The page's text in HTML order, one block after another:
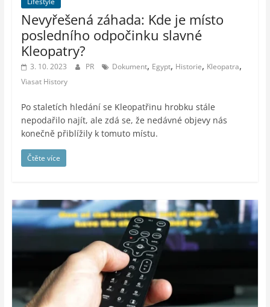
Nevyřešená záhada: Kde je místo
posledního odpočinku slavné
Kleopatry?
3. 10. 2023 PR Dokument, Egypt, Historie, Kleopatra,
Viasat History
Po staletích hledání se Kleopatřinu hrobku stále
nepodařilo najít, ale zdá se, že nedávné objevy nás
konečně přiblížily k tomuto místu.
Čtěte více